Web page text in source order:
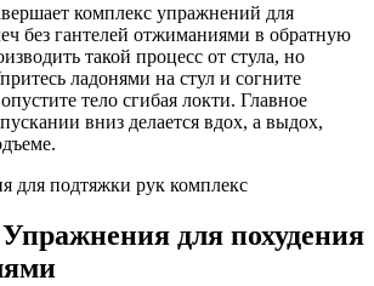
комплекс упражнений для
без гантелей отжиманиями в обратную
такой процесс от стула, но
ладонями на стул и согните
тело сгибая локти. Главное
вниз делается вдох, а выдох,
для похудения